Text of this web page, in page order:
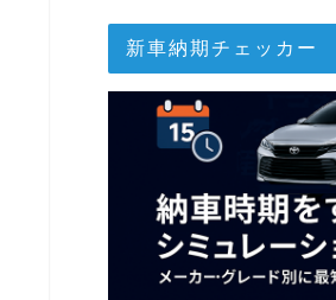
新車納期チェッカー